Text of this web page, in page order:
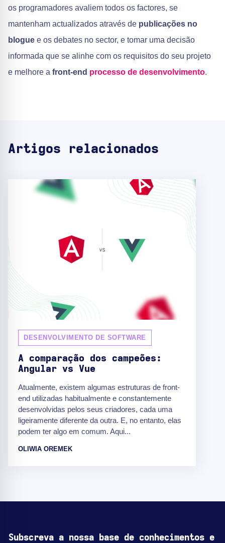
os programadores avaliem todos os factores, se
mantenham actualizados através de publicações no
blogue e os debates no sector, e tomar uma decisão
informada que se alinhe com os requisitos do seu projeto
e melhore a front-end processo de desenvolvimento.
Artigos relacionados
DESENVOLVIMENTO DE SOFTWARE
A comparação dos campeões:
Angular vs Vue
Atualmente, existem algumas estruturas de front-
end utilizadas habitualmente e constantemente
desenvolvidas pelos seus criadores, cada uma
ligeiramente diferente da outra. E, no entanto, elas
podem ter algo em comum. Aqui...
OLIWIA OREMEK
Subscreva a nossa base de conhecimentos e